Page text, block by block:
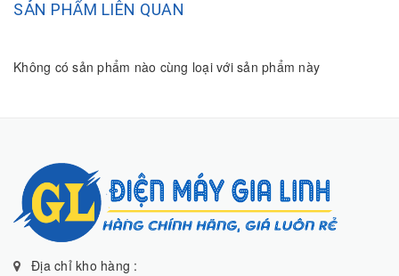
SẢN PHẨM LIÊN QUAN
Không có sản phẩm nào cùng loại với sản phẩm này
Địa chỉ kho hàng :